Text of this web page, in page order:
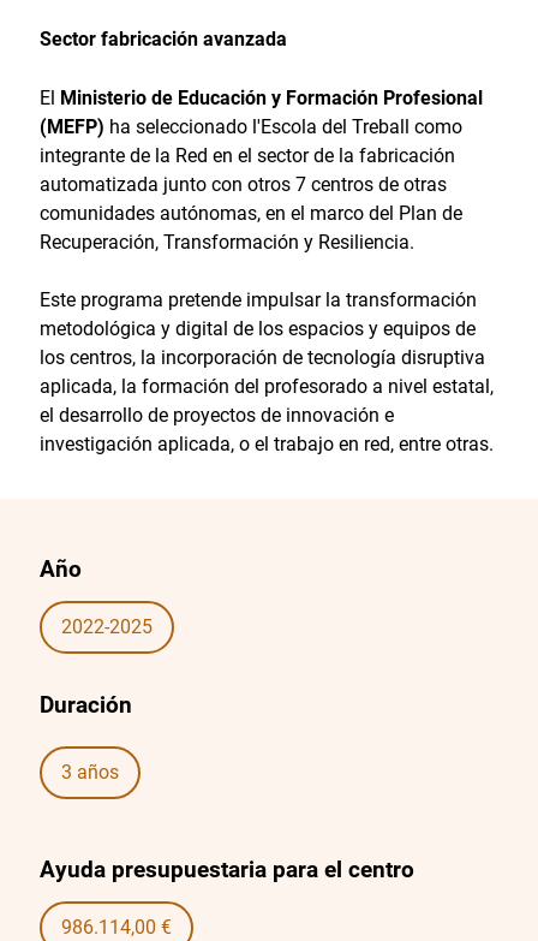
Sector fabricación avanzada
El Ministerio de Educación y Formación Profesional
(MEFP) ha seleccionado l'Escola del Treball como
integrante de la Red en el sector de la fabricación
automatizada junto con otros 7 centros de otras
comunidades autónomas, en el marco del Plan de
Recuperación, Transformación y Resiliencia.
Este programa pretende impulsar la transformación
metodológica y digital de los espacios y equipos de
los centros, la incorporación de tecnología disruptiva
aplicada, la formación del profesorado a nivel estatal,
el desarrollo de proyectos de innovación e
investigación aplicada, o el trabajo en red, entre otras.
Año
2022-2025
Duración
3 años
Ayuda presupuestaria para el centro
986.114,00 €